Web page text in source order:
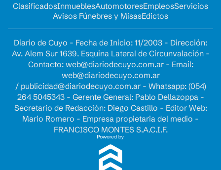
ClasificadosInmueblesAutomotoresEmpleosServicios
Avisos Fúnebres y MisasEdictos
Diario de Cuyo - Fecha de Inicio: 11/2003 - Dirección:
Av. Alem Sur 1639. Esquina Lateral de Circunvalación -
Contacto: web@diariodecuyo.com.ar- Email:
web@diariodecuyo.com.ar
/ publicidad@diariodecuyo.com.ar- Whatsapp: (054)
264 5045343 - Gerente General: Pablo Dellazoppa -
Secretario de Redacción: Diego Castillo - Editor Web:
Mario Romero - Empresa propietaria del medio -
FRANCISCO MONTES S.A.C.I.F.